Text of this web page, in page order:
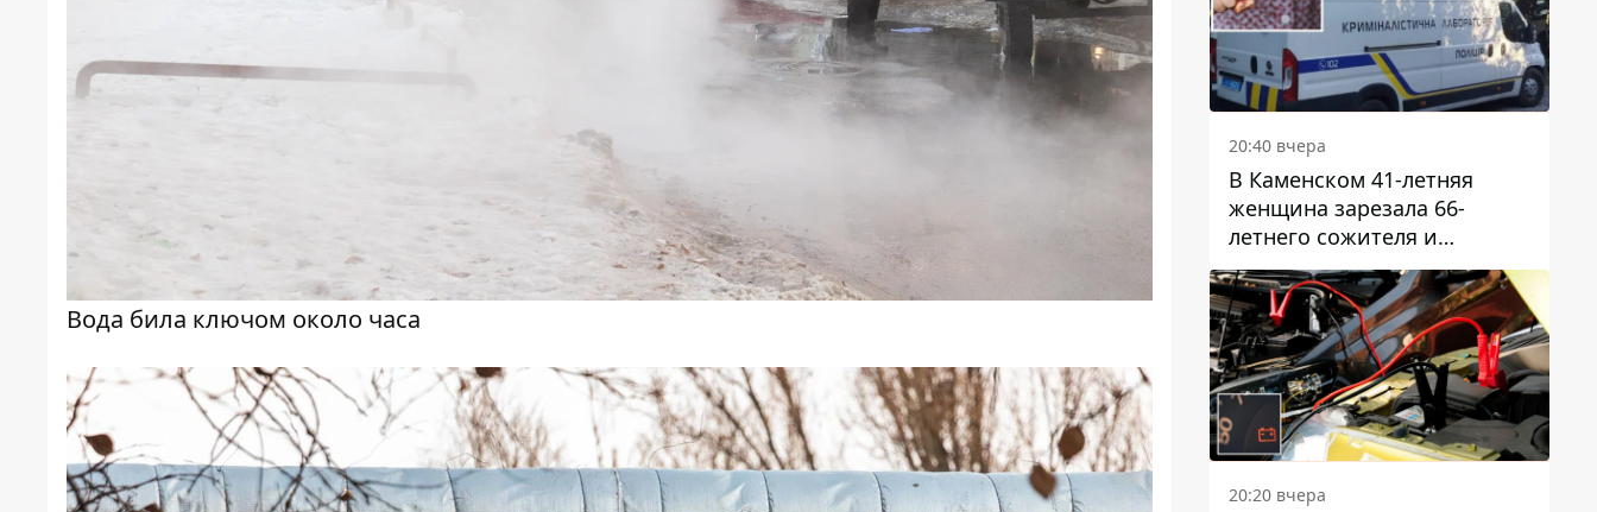
Вода била ключом около часа
20:40 вчера
В Каменском 41-летняя
женщина зарезала 66-
летнего сожителя и
пыталась обмануть
полицейских
20:20 вчера